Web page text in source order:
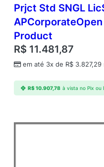
Prjct Std SNGL
Product
R$ 11.481,87
em até 3x de R$ 3.827,29
R$10.907,78 à vista no Pix ou